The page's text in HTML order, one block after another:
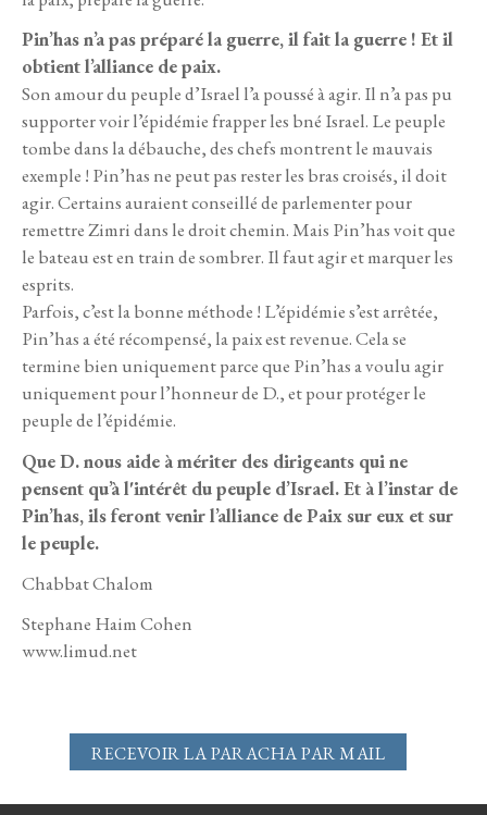
Pin’has n’a pas préparé la guerre, il fait la guerre ! Et il
obtient l’alliance de paix.
Son amour du peuple d’Israel l’a poussé à agir. Il n’a pas pu
supporter voir l’épidémie frapper les bné Israel. Le peuple
tombe dans la débauche, des chefs montrent le mauvais
exemple ! Pin’has ne peut pas rester les bras croisés, il doit
agir. Certains auraient conseillé de parlementer pour
remettre Zimri dans le droit chemin. Mais Pin’has voit que
le bateau est en train de sombrer. Il faut agir et marquer les
esprits.
Parfois, c’est la bonne méthode ! L’épidémie s’est arrêtée,
Pin’has a été récompensé, la paix est revenue. Cela se
termine bien uniquement parce que Pin’has a voulu agir
uniquement pour l’honneur de D., et pour protéger le
peuple de l’épidémie.
Que D. nous aide à mériter des dirigeants qui ne
pensent qu’à l'intérêt du peuple d’Israel. Et à l’instar de
Pin’has,ils feront venir l’alliance de Paix sur eux et sur
le peuple.
Chabbat Chalom
Stephane Haim Cohen
www.limud.net
RECEVOIR LA PARACHA PAR MAIL